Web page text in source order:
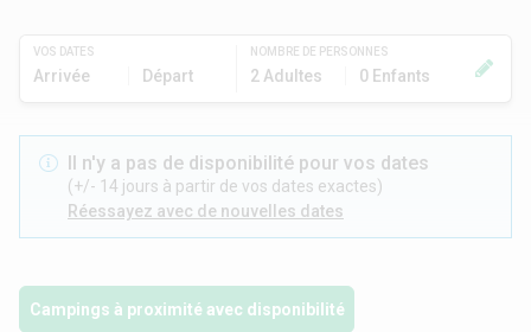
VOS DATES
Arrivée Départ
NOMBRE DE PERSONNES
2 Adultes 0 Enfants
Il n'y a pas de disponibilité pour vos dates
(+/- 14 jours à partir de vos dates exactes)
Réessayez avec de nouvelles dates
Campings à proximité avec disponibilité